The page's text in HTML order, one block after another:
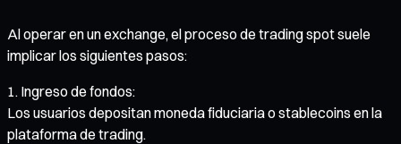
Al operar en un exchange, el proceso de trading spot suele
implicar los siguientes pasos:
Ingreso de fondos:
Los usuarios depositan moneda fiduciaria o stablecoins en la
plataforma de trading.